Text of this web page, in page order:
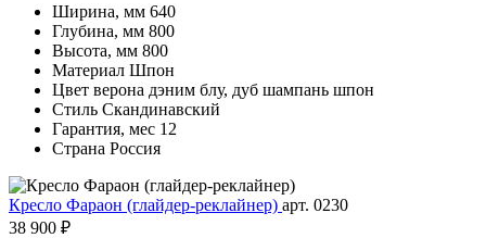
Ширина, мм 640
Глубина, мм 800
Высота, мм 800
Материал Шпон
Цвет верона дэним блу, дуб шампань шпон
Стиль Скандинавский
Гарантия, мес 12
Страна Россия
Кресло Фараон (глайдер-реклайнер) арт. 0230
38 900 ₽